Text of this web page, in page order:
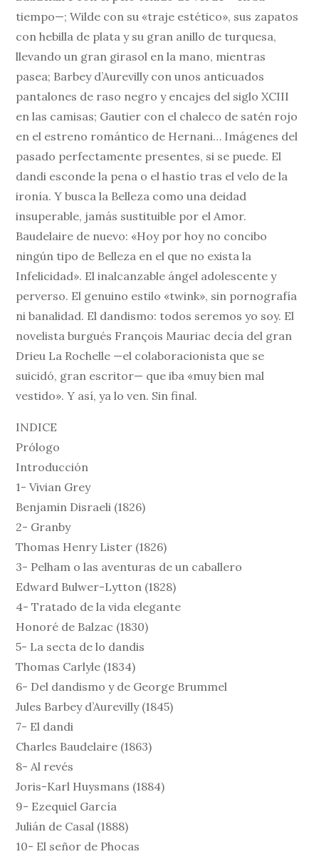
tiempo—; Wilde con su «traje estético», sus zapatos
con hebilla de plata y su gran anillo de turquesa,
llevando un gran girasol en la mano, mientras
pasea; Barbey d’Aurevilly con unos anticuados
pantalones de raso negro y encajes del siglo XCIII
en las camisas; Gautier con el chaleco de satén rojo
en el estreno romántico de Hernani… Imágenes del
pasado perfectamente presentes, si se puede. El
dandi esconde la pena o el hastío tras el velo de la
ironía. Y busca la Belleza como una deidad
insuperable, jamás sustituible por el Amor.
Baudelaire de nuevo: «Hoy por hoy no concibo
ningún tipo de Belleza en el que no exista la
Infelicidad». El inalcanzable ángel adolescente y
perverso. El genuino estilo «twink», sin pornografía
ni banalidad. El dandismo: todos seremos yo soy. El
novelista burgués François Mauriac decía del gran
Drieu La Rochelle —el colaboracionista que se
suicidó, gran escritor— que iba «muy bien mal
vestido». Y así, ya lo ven. Sin final.
INDICE
Prólogo
Introducción
1- Vivian Grey
Benjamin Disraeli (1826)
2- Granby
Thomas Henry Lister (1826)
3- Pelham o las aventuras de un caballero
Edward Bulwer-Lytton (1828)
4- Tratado de la vida elegante
Honoré de Balzac (1830)
5- La secta de lo dandis
Thomas Carlyle (1834)
6- Del dandismo y de George Brummel
Jules Barbey d’Aurevilly (1845)
7- El dandi
Charles Baudelaire (1863)
8- Al revés
Joris-Karl Huysmans (1884)
9- Ezequiel García
Julián de Casal (1888)
10- El señor de Phocas